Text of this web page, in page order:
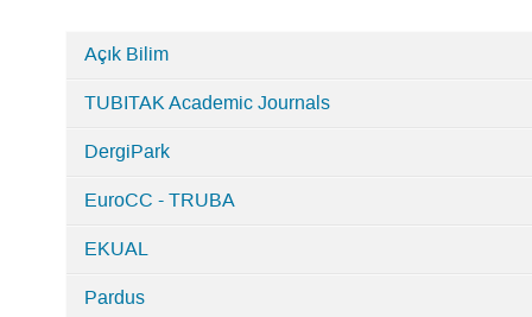
in
TÜBİTAK
ULAKBİM
Etkinlikleri
Açık Bilim
TUBITAK Academic Journals
DergiPark
EuroCC - TRUBA
EKUAL
Pardus